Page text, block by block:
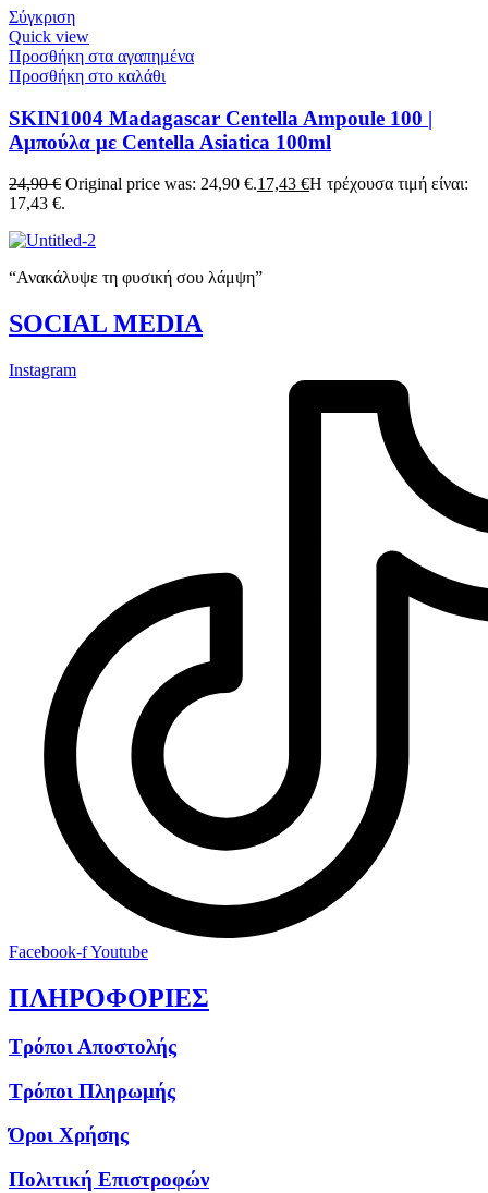
Σύγκριση
Quick view
Προσθήκη στα αγαπημένα
Προσθήκη στο καλάθι
SKIN1004 Madagascar Centella Ampoule 100 |
Αμπούλα με Centella Asiatica 100ml
24,90€ Original price was: 24,90 €.17,43 €Η τρέχουσα τιμή είναι:
17,43 €.
“Ανακάλυψε τη φυσική σου λάμψη”
SOCIAL MEDIA
Instagram
Facebook-fYoutube
ΠΛΗΡΟΦΟΡΙΕΣ
Τρόποι Αποστολής
Τρόποι Πληρωμής
Όροι Χρήσης
Πολιτική Επιστροφών